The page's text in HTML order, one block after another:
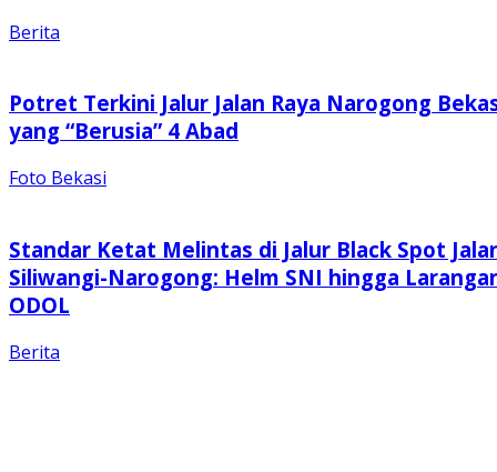
Berita
Potret Terkini Jalur Jalan Raya Narogong
yang “Berusia” 4 Abad
Foto Bekasi
Standar Ketat Melintas di Jalur Black Spot
Siliwangi-Narogong: Helm SNI hingga
ODOL
Berita